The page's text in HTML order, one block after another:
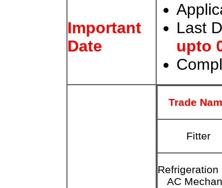
Important
Date
Last
upto
Trade
Fitter
Refrigeration
AC